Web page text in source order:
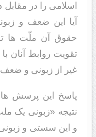
اسلامی را در
آیا این ضعف و
حقوق آن ملّت ها
تقویت روابط آنان
غیر از زبونی و
پاسخ این پرسش
و این سستی و